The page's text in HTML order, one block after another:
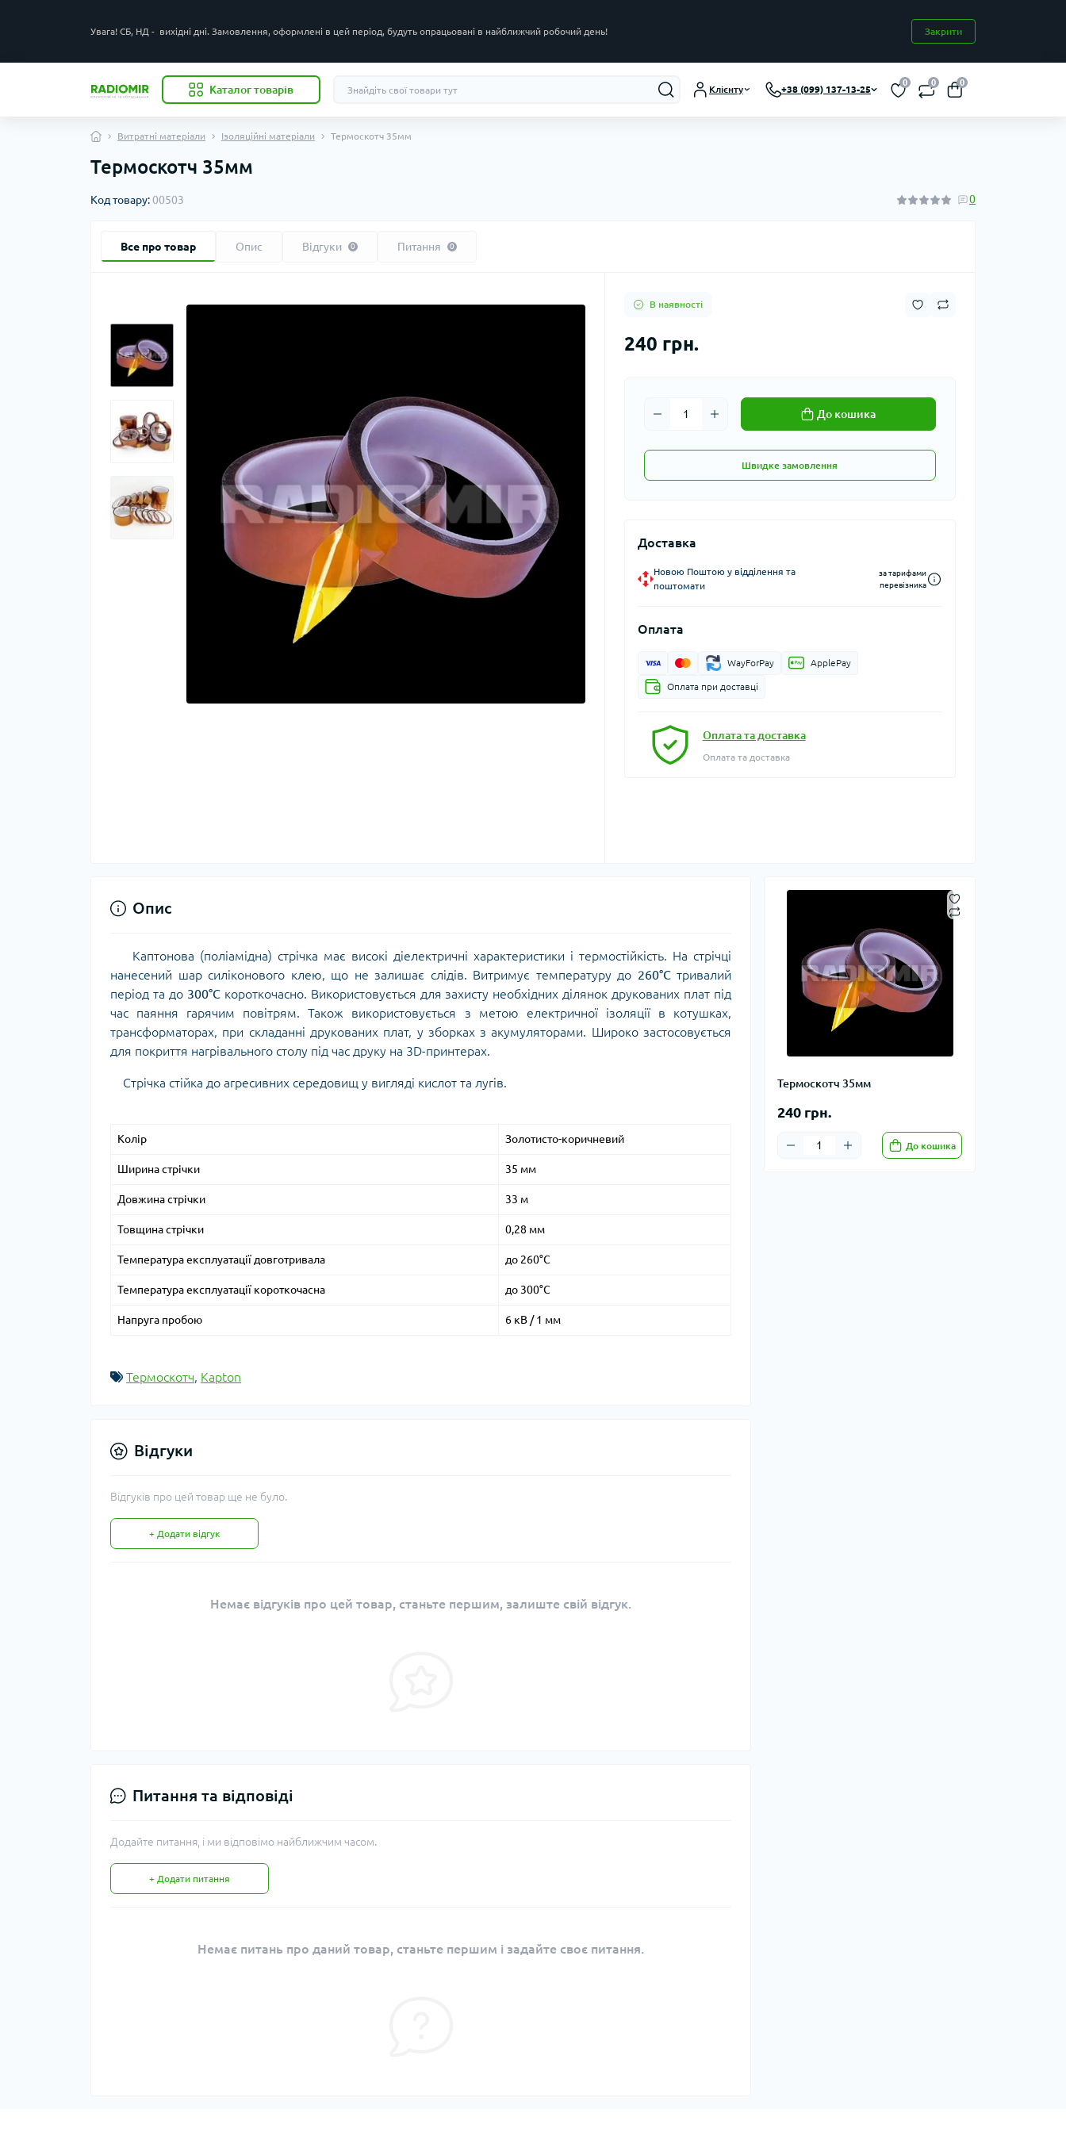
Увага! СБ, НД - вихідні дні. Замовлення, оформлені в цей період, будуть опрацьовані в найближчий робочий день! Закрити
Каталог товарів Клієнту +38 (099) 137-13-25
0 0 0
Витратні матеріали Ізоляційні матеріали Термоскотч 35мм
Термоскотч 35мм
Код товару:00503 0
Все про товар Опис Відгуки 0 Питання 0
В наявності
240 грн.
До кошика
Швидке замовлення
Доставка
Новою Поштою у відділення та
поштомати
за тарифами
перевізника
Оплата
WayForPay ApplePay
Оплата при доставці
Оплата та доставка
Оплата та доставка
Термоскотч 35мм
240 грн.
До кошика
Опис
Каптонова (поліамідна) стрічка має високі діелектричні характеристики і термостійкість. На стрічці
нанесений шар силіконового клею, що не залишає слідів. Витримує температуру до 260°Cтривалий
період та до 300°Cкороткочасно. Використовується для захисту необхідних ділянок друкованих плат під
час паяння гарячим повітрям. Також використовується з метою електричної ізоляції в котушках,
трансформаторах, при складанні друкованих плат, у зборках з акумуляторами. Широко застосовується
для покриття нагрівального столу під час друку на 3D-принтерах.
Стрічка стійка до агресивних середовищ у вигляді кислот та лугів.
Колір Золотисто-коричневий
Ширина стрічки 35 мм
Довжина стрічки 33 м
Товщина стрічки 0,28 мм
Температура експлуатації довготривала до 260°C
Температура експлуатації короткочасна до 300°C
Напруга пробою 6 кВ / 1 мм
Термоскотч, Kapton
Відгуки
Відгуків про цей товар ще не було.
+ Додати відгук
Немає відгуків про цей товар, станьте першим, залиште свій відгук.
Питання та відповіді
Додайте питання, і ми відповімо найближчим часом.
+ Додати питання
Немає питань про даний товар, станьте першим і задайте своє питання.